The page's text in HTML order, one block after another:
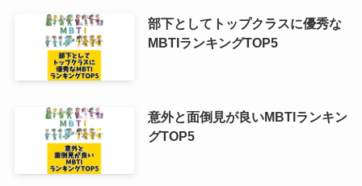
部下としてトップクラスに優秀な
MBTIランキングTOP5
意外と面倒見が良いMBTIランキン
グTOP5